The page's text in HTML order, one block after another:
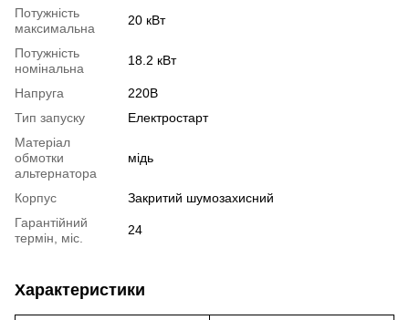
Потужність
максимальна
20 кВт
Потужність
номінальна
18.2 кВт
Напруга
220В
Тип запуску
Електростарт
Матеріал
обмотки
альтернатора
мідь
Корпус
Закритий шумозахисний
Гарантійний
термін, міс.
24
Характеристики